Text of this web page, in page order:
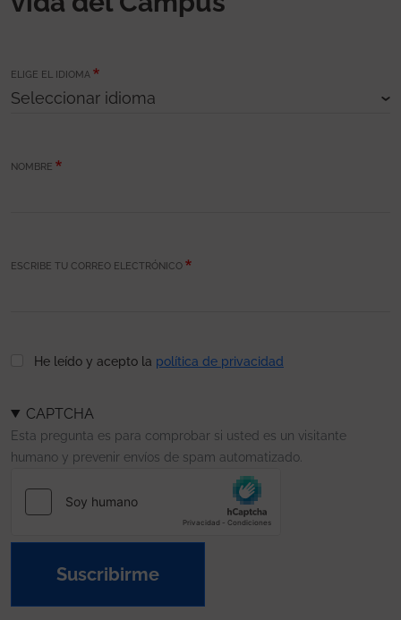
ELIGE EL IDIOMA
NOMBRE
ESCRIBE TU CORREO ELECTRÓNICO
He leído y acepto la política de privacidad
CAPTCHA
Esta pregunta es para comprobar si usted es un visitante
humano y prevenir envíos de spam automatizado.
Suscribirme